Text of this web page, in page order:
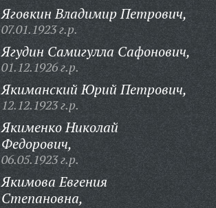
Яговкин Владимир Петрович,
07.01.1923 г.р.
Ягудин Самигулла Сафонович,
01.12.1926 г.р.
Якиманский Юрий Петрович,
12.12.1923 г.р.
Якименко Николай
Федорович,
06.05.1923 г.р.
Якимова Евгения
Степановна,